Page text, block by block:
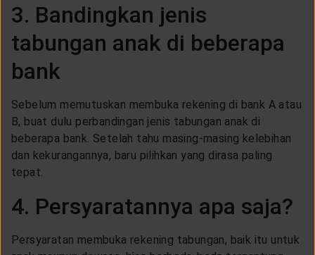
3. Bandingkan jenis
tabungan anak di beberapa
bank
Sebelum memutuskan membuka rekening di bank A atau
B, buat dulu perbandingan jenis tabungan anak di
beberapa bank. Setelah tahu masing-masing kelebihan
dan kekurangannya, baru pilihkan yang dirasa paling
tepat.
4. Persyaratannya apa saja?
Persyaratan membuka rekening tabungan, baik itu untuk